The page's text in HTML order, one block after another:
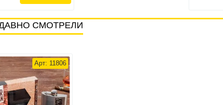
СМОТРЕЛИ
Арт: 11806